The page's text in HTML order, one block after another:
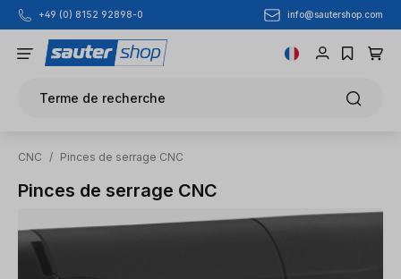
Passer au contenu principal
+49 (0) 8152 92898-0 info@sautershop.com
Terme de recherche
CNC / Pinces de serrage CNC
Pinces de serrage CNC